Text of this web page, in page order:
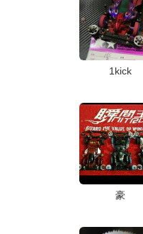
1kick
豪